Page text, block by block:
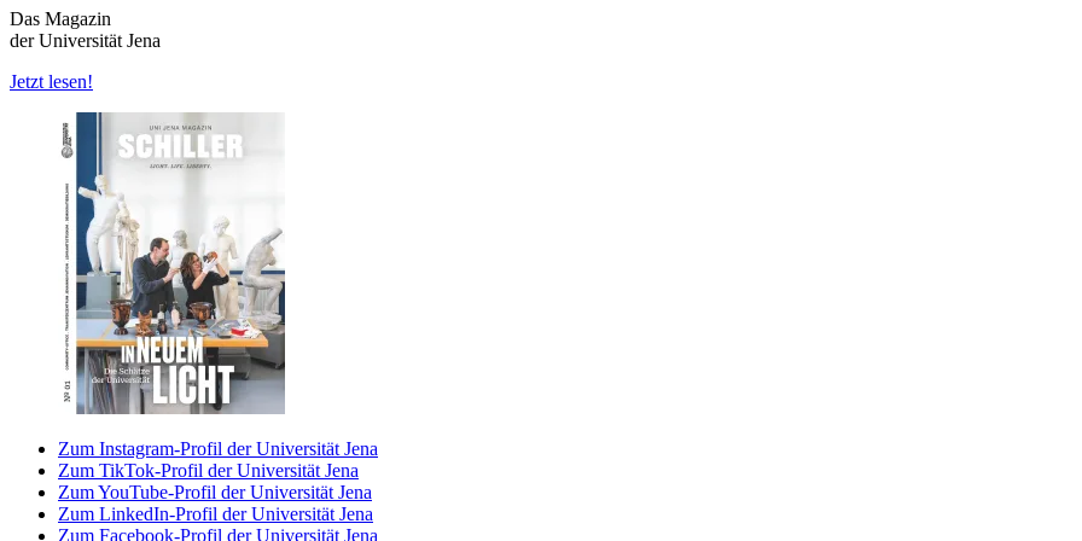
Das Magazin
der Universität Jena
Jetzt lesen!
Zum Instagram-Profil der Universität Jena
Zum TikTok-Profil der Universität Jena
Zum YouTube-Profil der Universität Jena
Zum LinkedIn-Profil der Universität Jena
Zum Facebook-Profil der Universität Jena